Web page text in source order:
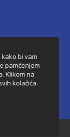
bi vam
pamćenjem
Klikom na
kolačića.